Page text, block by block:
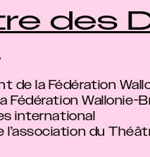
des
de la Fédération
Fédération Wallonie-
international
l’association du